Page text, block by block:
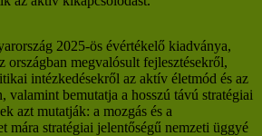
2025-ös évértékelő kiadványa,
országban megvalósult fejlesztésekről,
intézkedésekről az aktív életmód és az
valamint bemutatja a hosszú távú stratégiai
azt mutatják: a mozgás és a
mára stratégiai jelentőségű nemzeti üggyé